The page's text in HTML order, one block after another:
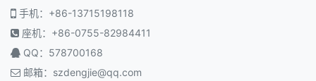
手机：+86-13715198118
座机：+86-0755-82984411
QQ：578700168
邮箱： szdengjie@qq.com